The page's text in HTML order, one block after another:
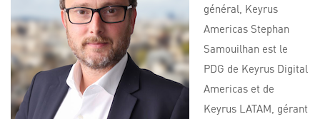
général, Keyrus
Americas Stephan
Samouilhan est le
PDG de Keyrus Digital
Americas et de
Keyrus LATAM, gérant